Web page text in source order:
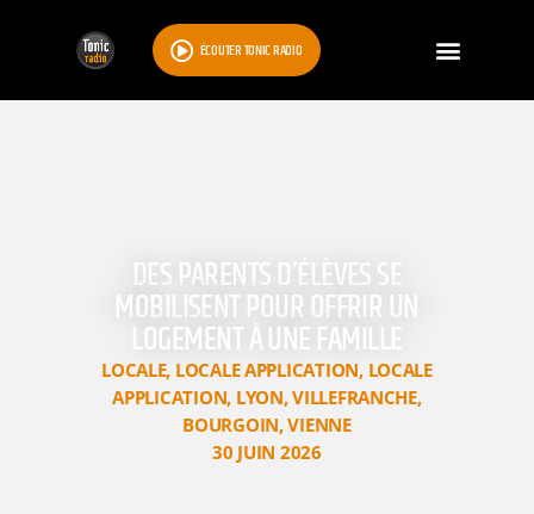
ÉCOUTER TONIC RADIO
DES PARENTS D’ÉLÈVES SE
MOBILISENT POUR OFFRIR UN
LOGEMENT À UNE FAMILLE
LOCALE, LOCALE APPLICATION, LOCALE
APPLICATION, LYON,VILLEFRANCHE,
BOURGOIN,VIENNE
30 JUIN 2026